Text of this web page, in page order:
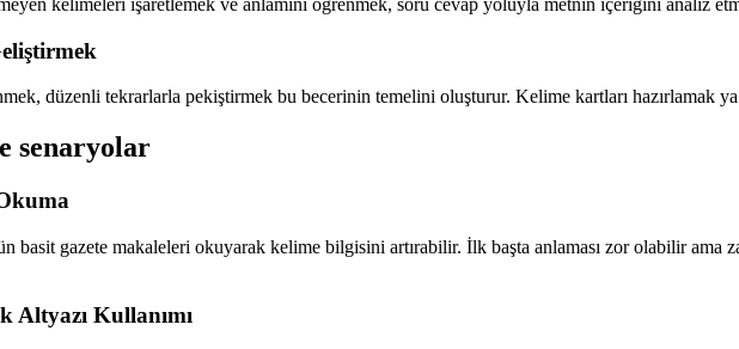
düzenli tekrarlarla pekiştirmek bu becerinin temelini oluşturur. Kelime kartları hazırlamak
senaryolar
basit gazete makaleleri okuyarak kelime bilgisini artırabilir. İlk başta anlaması zor olabilir ama
Altyazı Kullanımı